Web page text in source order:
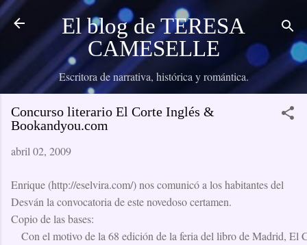
Ir al contenido principal
El blog de TERESA
CAMESELLE
Escritora de narrativa, histórica y romántica.
Concurso literario El Corte Inglés &
Bookandyou.com
abril 02, 2009
Enrique (http://eselvira.com/) nos comunicó a los habitantes del
Desván la convocatoria de este novedoso certamen.
Copio de las bases:
Con el motivo de la 68 edición de la feria del libro de Madrid, El